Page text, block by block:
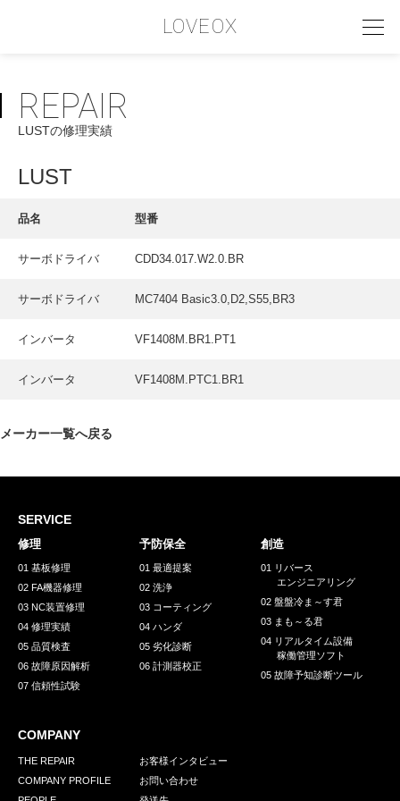
LOVEOX
PHILOSOPHY
フィロソフィー
COMPANY PROFILE
INTERVIEW
お客様インタビュー
RECRUIT
GREEN CHALLENGE
REPAIR
LUSTの修理実績
LUST
品名 型番
サーボドライバ CDD34.017.W2.0.BR
サーボドライバ MC7404 Basic3.0,D2,S55,BR3
インバータ VF1408M.BR1.PT1
インバータ VF1408M.PTC1.BR1
メーカー一覧へ戻る
SERVICE
修理
01 基板修理
02 FA機器修理
03 NC装置修理
04 修理実績
05 品質検査
06 故障原因解析
07 信頼性試験
予防保全
01 最適提案
02 洗浄
03 コーティング
04 ハンダ
05 劣化診断
06 計測器校正
創造
01 リバース
エンジニアリング
02 盤盤冷ま～す君
03 まも～る君
04 リアルタイム設備
稼働管理ソフト
05 故障予知診断ツール
COMPANY
THE REPAIR
COMPANY PROFILE
お客様インタビュー
お問い合わせ